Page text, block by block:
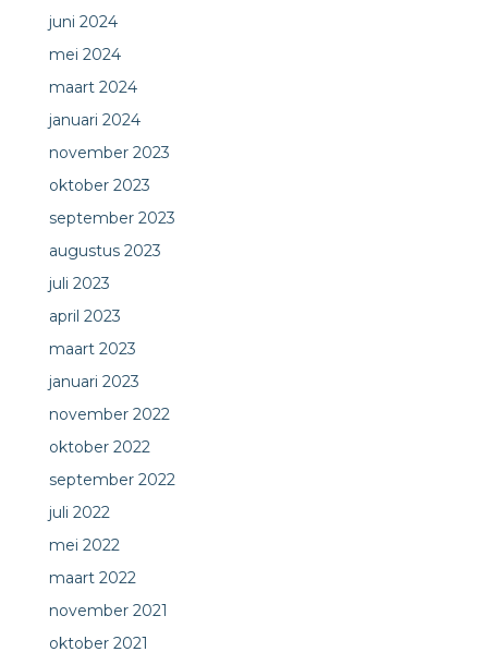
juni 2024
mei 2024
maart 2024
januari 2024
november 2023
oktober 2023
september 2023
augustus 2023
juli 2023
april 2023
maart 2023
januari 2023
november 2022
oktober 2022
september 2022
juli 2022
mei 2022
maart 2022
november 2021
oktober 2021